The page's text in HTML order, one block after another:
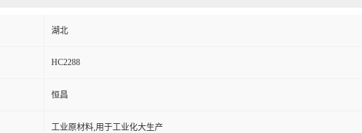
湖北
HC2288
恒昌
工业原材料,用于工业化大生产